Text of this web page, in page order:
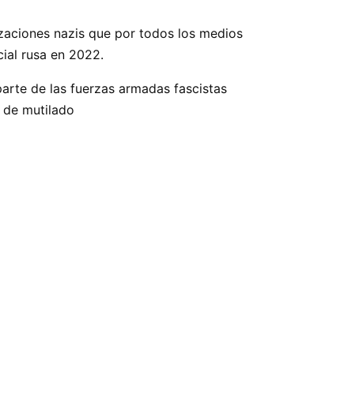
nazis que por todos los medios
rusa en 2022.
de las fuerzas armadas fascistas
mutilado